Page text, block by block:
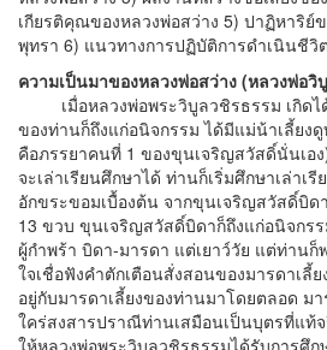
เกียรติคุณของหลวงพ่อสว่าง 5) ปาฏิหาริย์
พุทรา 6) แนวทางการปฏิบัติการดำเนินชีวิต
ความเป็นมาของหลวงพ่อสว่าง (หลวงพ่อวิ
เมื่อหลวงพ่อพระวิบูลวชิรธรรม เกิดได้
ของท่านก็ถึงแก่อนิจกรรม ได้มีแม่น้าเลี้ยง
คือภรรยาคนที่ 1 ของขุนเจริญสวัสดิ์นั่นเอ
จะเล่าเรียนศึกษาได้ ท่านก็เริ่มศึกษาเล่าเ
อักขระขอมเบื้องต้น จากขุนเจริญสวัสดิ์บิ
13 ขวบ ขุนเจริญสวัสดิ์บิดาก็ถึงแก่อนิจกร
ผู้กำพร้า บิดา-มารดา แต่เยาว์วัย แต่ท่านก็
ใจเชื่อฟังคำตักเตือนสั่งสอนของมารดาเลี้
อยู่กับมารดาเลี้ยงของท่านมาโดยตลอด ม
ใคร่สงสารปราณีท่านเสมือนเป็นบุตรที่แท้
ให้หลวงพ่อพระวิบูลวชิรธรรมได้รับการศึ